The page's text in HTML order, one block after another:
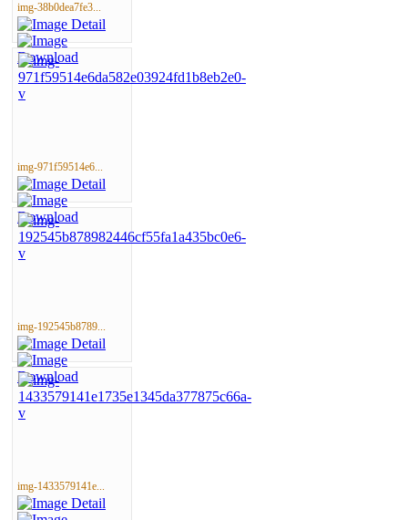
img-38b0dea7fe3...
img-971f59514e6...
img-192545b8789...
img-1433579141e...